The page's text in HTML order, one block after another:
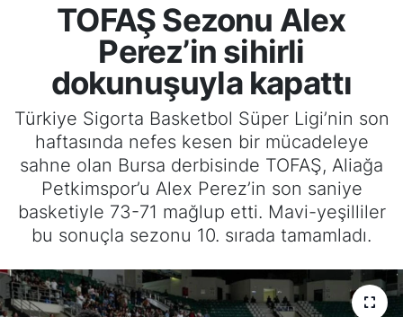
TOFAŞ Sezonu Alex
Perez’in sihirli
dokunuşuyla kapattı
Türkiye Sigorta Basketbol Süper Ligi’nin son
haftasında nefes kesen bir mücadeleye
sahne olan Bursa derbisinde TOFAŞ, Aliağa
Petkimspor’u Alex Perez’in son saniye
basketiyle 73-71 mağlup etti. Mavi-yeşilliler
bu sonuçla sezonu 10. sırada tamamladı.
Bursa Amatör
Hentbol
Voleybol
Genel
Bursa Trafik Yoğunluk Haritası
TFF 1.Lig Puan Durumu ve Fikstür
Tüm Manşetler
Son Dakika Haberleri
Haber Arşivi